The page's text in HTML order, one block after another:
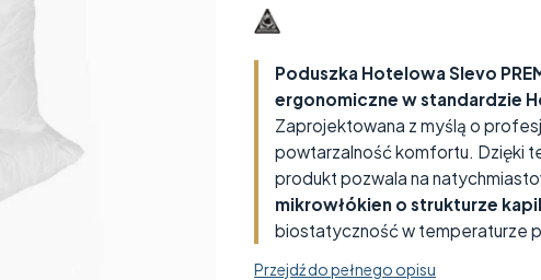
Poduszka Hotelowa Slevo
ergonomiczne w standardzie
Zaprojektowana z myślą o
powtarzalność komfortu. Dzięki
produkt pozwala na
mikrowłókien o strukturze
biostatyczność w temperaturze
Przejdź do pełnego opisu